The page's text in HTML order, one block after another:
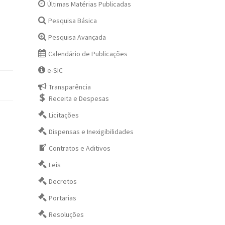
Últimas Matérias Publicadas
Pesquisa Básica
Pesquisa Avançada
Calendário de Publicações
e-SIC
Transparência
Receita e Despesas
Licitações
Dispensas e Inexigibilidades
Contratos e Aditivos
Leis
Decretos
Portarias
Resoluções